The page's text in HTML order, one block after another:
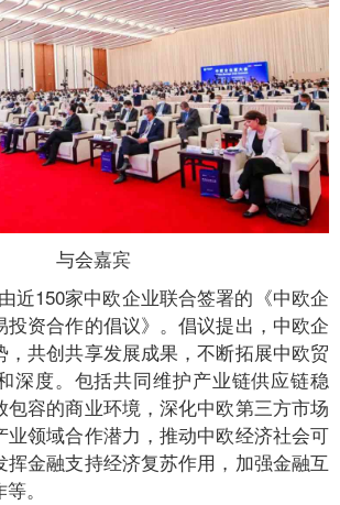
与会嘉宾
近150家中欧企业联合签署的《中欧企
投资合作的倡议》。倡议提出，中欧企
，共创共享发展成果，不断拓展中欧贸
深度。包括共同维护产业链供应链稳
包容的商业环境，深化中欧第三方市场
业领域合作潜力，推动中欧经济社会可
挥金融支持经济复苏作用，加强金融互
。